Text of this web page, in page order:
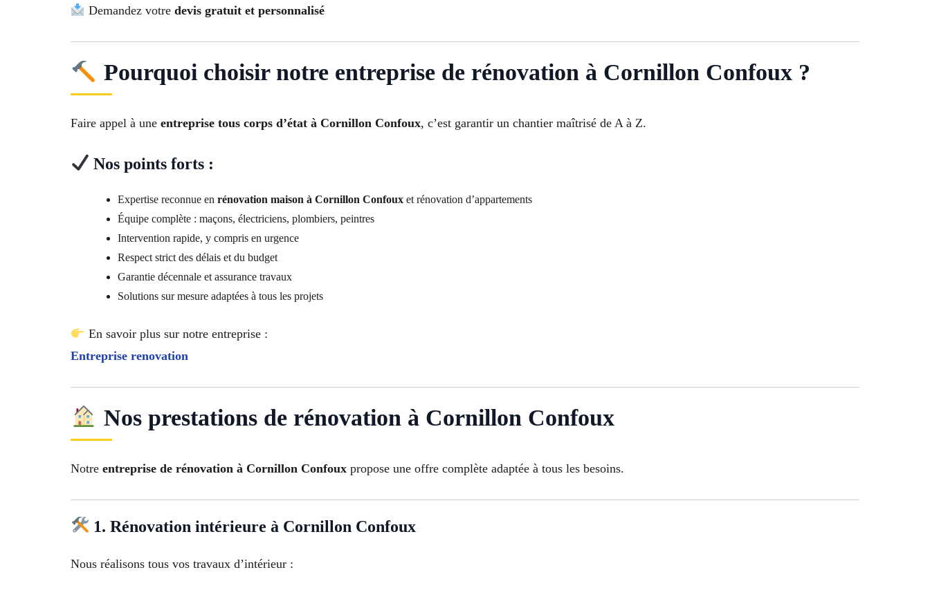
Demandez votre devis gratuit et personnalisé
Pourquoi choisir notre entreprise de rénovation à Cornillon Confoux ?
Faire appel à une entreprise tous corps d’état à Cornillon Confoux, c’est garantir un chantier maîtrisé de A à Z.
Nos points forts :
Expertise reconnue en rénovation maison à Cornillon Confoux et rénovation d’appartements
Équipe complète : maçons, électriciens, plombiers, peintres
Intervention rapide, y compris en urgence
Respect strict des délais et du budget
Garantie décennale et assurance travaux
Solutions sur mesure adaptées à tous les projets
En savoir plus sur notre entreprise :
Entreprise renovation
Nos prestations de rénovation à Cornillon Confoux
Notre entreprise de rénovation à Cornillon Confoux propose une offre complète adaptée à tous les besoins.
1. Rénovation intérieure à Cornillon Confoux
Nous réalisons tous vos travaux d’intérieur :